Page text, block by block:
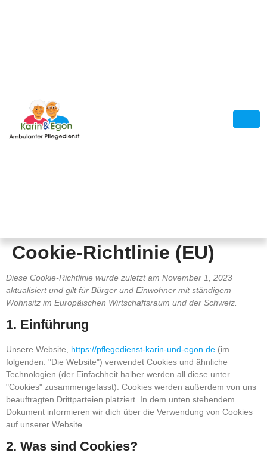
Cookie-Richtlinie (EU)
Diese Cookie-Richtlinie wurde zuletzt am November 1, 2023
aktualisiert und gilt für Bürger und Einwohner mit ständigem
Wohnsitz im Europäischen Wirtschaftsraum und der Schweiz.
1. Einführung
Unsere Website, https://pflegedienst-karin-und-egon.de (im
folgenden: "Die Website") verwendet Cookies und ähnliche
Technologien (der Einfachheit halber werden all diese unter
"Cookies" zusammengefasst). Cookies werden außerdem von uns
beauftragten Drittparteien platziert. In dem unten stehendem
Dokument informieren wir dich über die Verwendung von Cookies
auf unserer Website.
2. Was sind Cookies?